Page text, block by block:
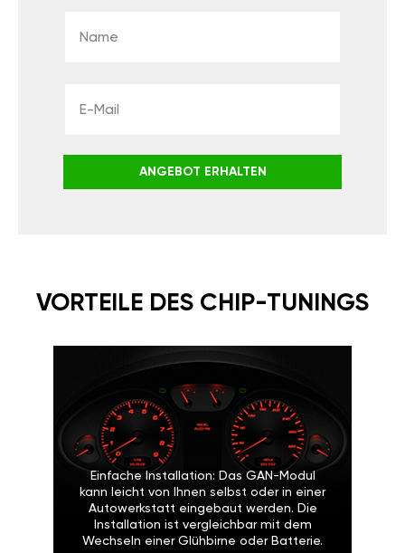
ANGEBOT ERHALTEN
VORTEILE DES CHIP-TUNINGS
Einfache Installation: Das GAN-Modul
kann leicht von Ihnen selbst oder in einer
Autowerkstatt eingebaut werden. Die
Installation ist vergleichbar mit dem
Wechseln einer Glühbirne oder Batterie.